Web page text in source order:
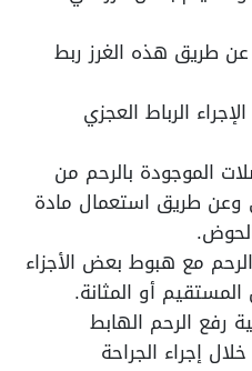
عن طريق هذه الغرز ربط
الرباط العجزي
الموجودة بالرحم من
وعن طريق استعمال مادة
مع هبوط بعض الأجزاء
أو المثانة.
رفع الرحم الهابط
إجراء الجراحة